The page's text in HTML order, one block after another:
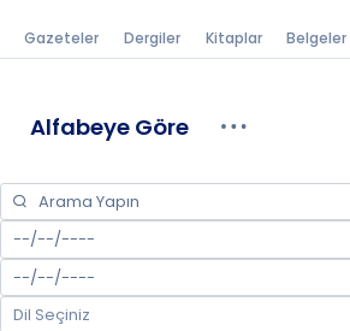
Gazeteler Dergiler Kitaplar Belgeler
Alfabeye Göre